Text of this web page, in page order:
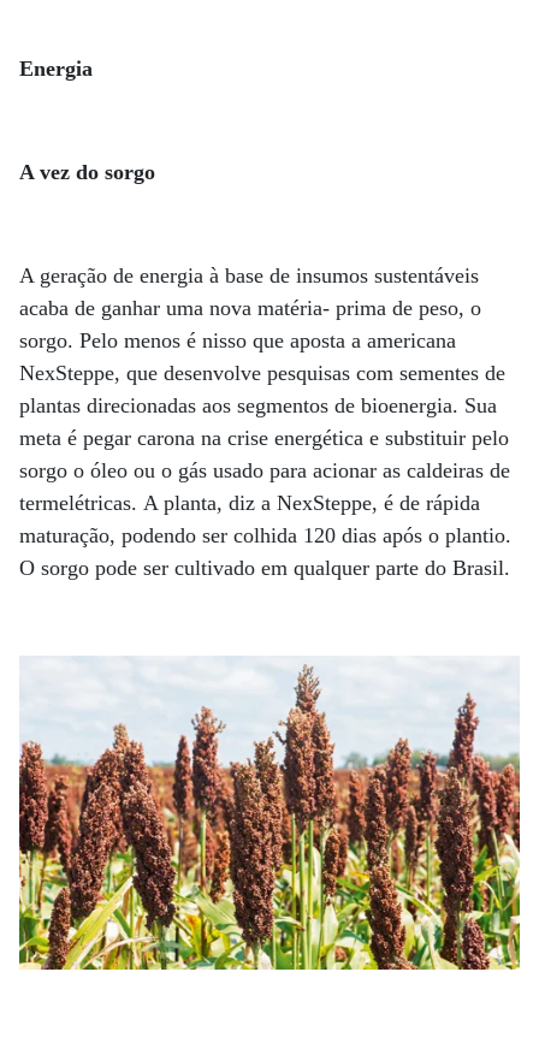
Energia
A vez do sorgo
A geração de energia à base de insumos sustentáveis
acaba de ganhar uma nova matéria- prima de peso, o
sorgo. Pelo menos é nisso que aposta a americana
NexSteppe, que desenvolve pesquisas com sementes de
plantas direcionadas aos segmentos de bioenergia. Sua
meta é pegar carona na crise energética e substituir pelo
sorgo o óleo ou o gás usado para acionar as caldeiras de
termelétricas. A planta, diz a NexSteppe, é de rápida
maturação, podendo ser colhida 120 dias após o plantio.
O sorgo pode ser cultivado em qualquer parte do Brasil.